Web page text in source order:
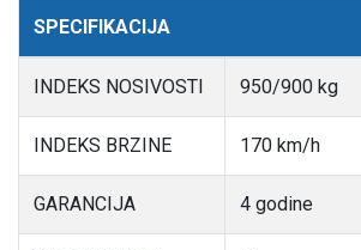
SPECIFIKACIJA
INDEKS NOSIVOSTI 950/900 kg
INDEKS BRZINE 170 km/h
GARANCIJA 4 godine